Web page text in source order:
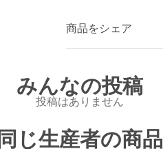
商品をシェア
みんなの投稿
投稿はありません
同じ生産者の商品